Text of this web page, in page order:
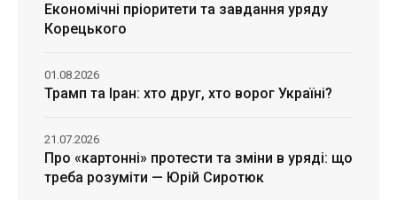
Економічні пріоритети та завдання уряду
Корецького
Трамп та Іран: хто друг, хто ворог Україні?
01.08.2026
Про «картонні» протести та зміни в уряді: що
треба розуміти — Юрій Сиротюк
21.07.2026